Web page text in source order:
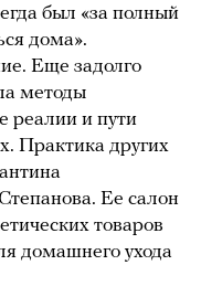
был «за полный
дома».
Еще задолго
методы
реалии и пути
Практика других
Ее салон
товаров
домашнего ухода